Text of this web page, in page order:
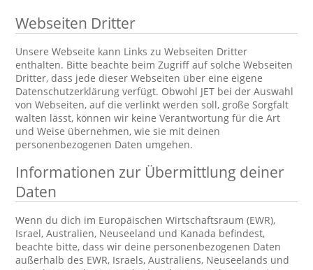
Webseiten Dritter
Unsere Webseite kann Links zu Webseiten Dritter
enthalten. Bitte beachte beim Zugriff auf solche Webseiten
Dritter, dass jede dieser Webseiten über eine eigene
Datenschutzerklärung verfügt. Obwohl JET bei der Auswahl
von Webseiten, auf die verlinkt werden soll, große Sorgfalt
walten lässt, können wir keine Verantwortung für die Art
und Weise übernehmen, wie sie mit deinen
personenbezogenen Daten umgehen.
Informationen zur Übermittlung deiner
Daten
Wenn du dich im Europäischen Wirtschaftsraum (EWR),
Israel, Australien, Neuseeland und Kanada befindest,
beachte bitte, dass wir deine personenbezogenen Daten
außerhalb des EWR, Israels, Australiens, Neuseelands und